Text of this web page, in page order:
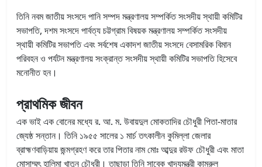
তিনি নবম জাতীয় সংসদে পানি সম্পদ মন্ত্রণালয় সম্পর্কিত সংসদীয় স্থায়ী কমিটির
সভাপতি, দশম সংসদে পার্বত্য চট্টগ্রাম বিষয়ক মন্ত্রণালয় সম্পর্কিত সংসদীয়
স্থায়ী কমিটির সভাপতি এবং সর্বশেষ একাদশ জাতীয় সংসদে বেসামরিক বিমান
পরিবহন ও পর্যটন মন্ত্রণালয় সংক্রান্ত সংসদীয় স্থায়ী কমিটির সভাপতি হিসেবে
মনোনীত হন।
প্রাথমিক জীবন
এক ভাই এক বোনের মধ্যে র. আ. ম. উবায়দুল মোকতাদির চৌধুরী পিতা-মাতার
জ্যেষ্ঠ সন্তান। তিনি ১৯৫৫ সালের ১ মার্চ তৎকালীন কুমিল্লা জেলার
ব্রাহ্মণবাড়িয়ায় জন্মগ্রহণ করে তার পিতার নাম মোঃ আব্দুর রউফ চৌধুরী এবং মাতা
মোসাম্মৎ হালিমা খাতুন চৌধুরী। তাছাড়া তিনি সাবেক খাদ্যমন্ত্রী কামরুল